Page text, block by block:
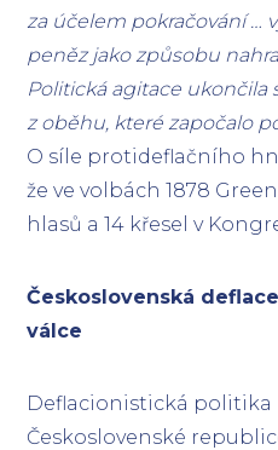
za účelem pokračování …
peněz jako způsobu
Politická agitace
z oběhu, které započalo
O síle protideflačního
že ve volbách 1878
hlasů a 14 křesel v
Československá
válce
Deflacionistická politika
Československé